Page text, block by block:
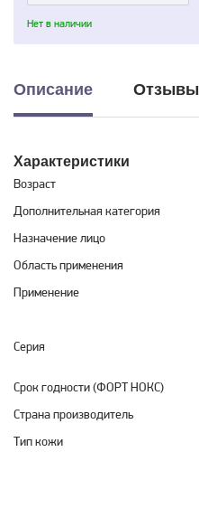
Нет в наличии
Описание Отзывы
Характеристики
Возраст
Дополнительная категория
Назначение лицо
Область применения
Применение
Серия
Срок годности (ФОРТ НОКС)
Страна производитель
Тип кожи